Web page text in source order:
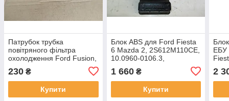
Патрубок трубка
повітряного фільтра
охолодження Ford Fusion,
9A673-EC,c6w4a,
2S619A673EC
230 ₴
Купити
Блок ABS для Ford Fiesta
6 Mazda 2, 2S612M110CE,
10.0960-0106.3,
0093.4
1 660₴
Купити
ЕБУ
2